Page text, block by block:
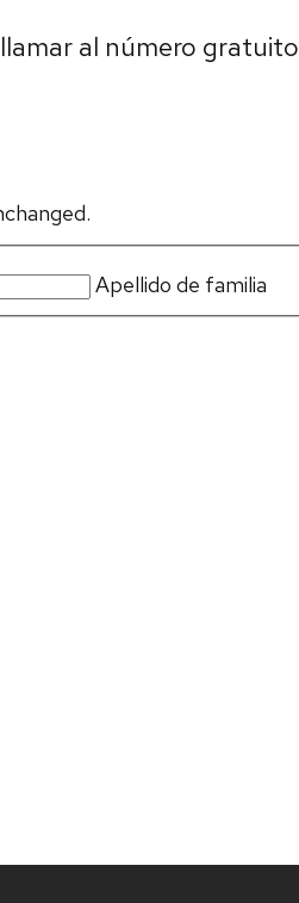
al número gratuito
Apellido de familia